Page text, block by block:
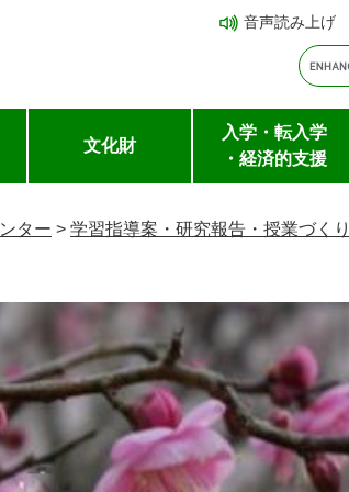
ー
し
音声読み上げ
文化財
入学・転入学
・経済的支援
ター > 学習指導案・研究報告・授業づく